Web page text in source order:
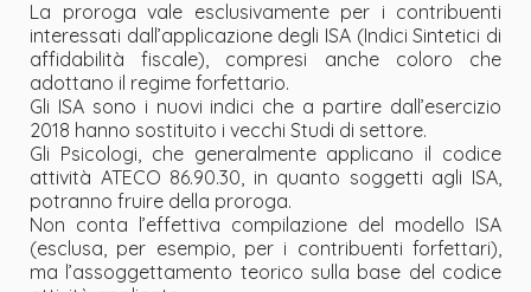
La proroga vale esclusivamente per i contribuenti
interessati dall’applicazione degli ISA (Indici Sintetici di
affidabilità fiscale), compresi anche coloro che
adottano il regime forfettario.
Gli ISA sono i nuovi indici che a partire dall’esercizio
2018 hanno sostituito i vecchi Studi di settore.
Gli Psicologi, che generalmente applicano il codice
attività ATECO 86.90.30, in quanto soggetti agli ISA,
potranno fruire della proroga.
Non conta l’effettiva compilazione del modello ISA
(esclusa, per esempio, per i contribuenti forfettari),
ma l’assoggettamento teorico sulla base del codice